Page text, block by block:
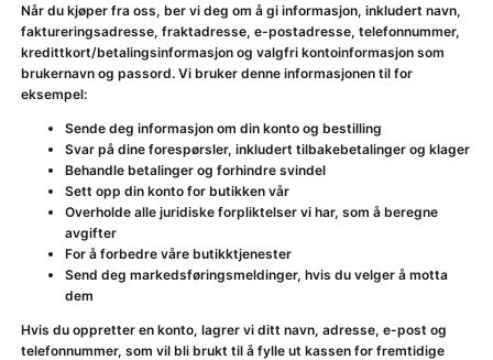
Når du kjøper fra oss, ber vi deg om å gi informasjon, inkludert navn,
faktureringsadresse, fraktadresse, e-postadresse, telefonnummer,
kredittkort/betalingsinformasjon og valgfri kontoinformasjon som
brukernavn og passord. Vi bruker denne informasjonen til for
eksempel:
Sende deg informasjon om din konto og bestilling
Svar på dine forespørsler, inkludert tilbakebetalinger og klager
Behandle betalinger og forhindre svindel
Sett opp din konto for butikken vår
Overholde alle juridiske forpliktelser vi har, som å beregne
avgifter
For å forbedre våre butikktjenester
Send deg markedsføringsmeldinger, hvis du velger å motta
dem
Hvis du oppretter en konto, lagrer vi ditt navn, adresse, e-post og
telefonnummer, som vil bli brukt til å fylle ut kassen for fremtidige